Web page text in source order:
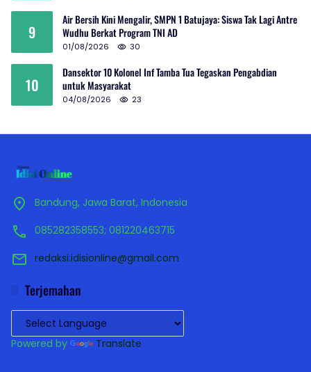
9
Air Bersih Kini Mengalir, SMPN 1 Batujaya: Siswa Tak Lagi Antre
Wudhu Berkat Program TNI AD
01/08/2026 30
10
Dansektor 10 Kolonel Inf Tamba Tua Tegaskan Pengabdian
untuk Masyarakat
04/08/2026 23
Bandung, Jawa Barat, Indonesia
085282358553; 081220463715
redaksi.idisionline@gmail.com
Terjemahan
Powered by Translate